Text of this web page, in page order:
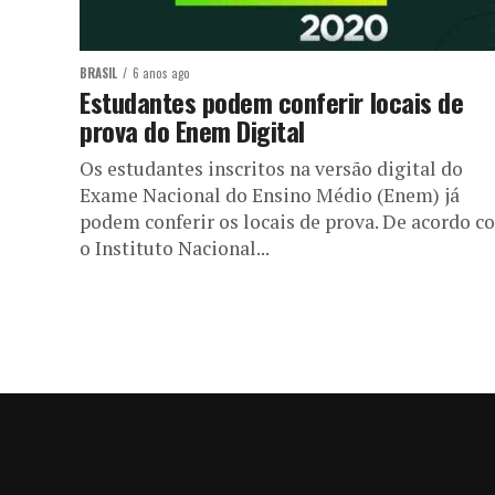
BRASIL 6 anos ago
Estudantes podem conferir locais de
prova do Enem Digital
Os estudantes inscritos na versão digital do
Exame Nacional do Ensino Médio (Enem) já
podem conferir os locais de prova. De acordo
o Instituto Nacional...